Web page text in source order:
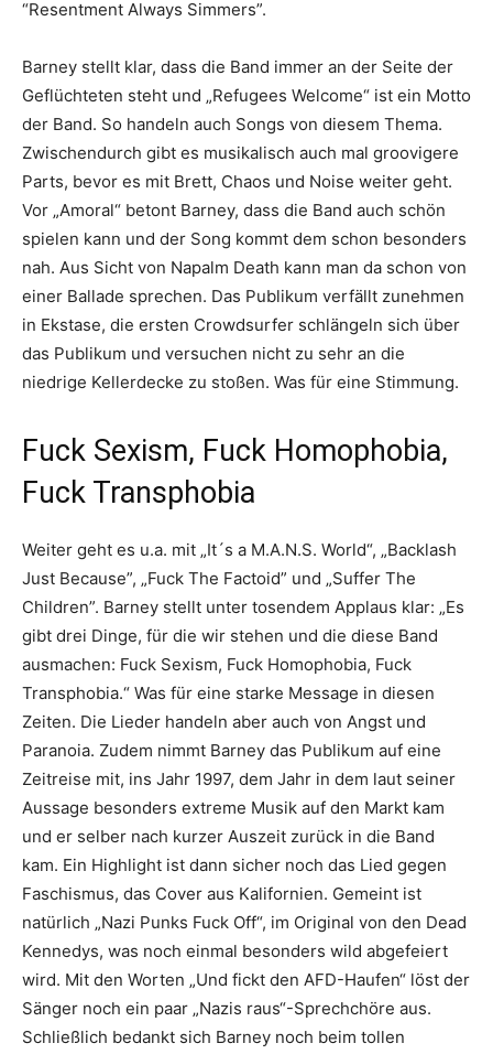
“Resentment Always Simmers”.
Barney stellt klar, dass die Band immer an der Seite der
Geflüchteten steht und „Refugees Welcome“ ist ein Motto
der Band. So handeln auch Songs von diesem Thema.
Zwischendurch gibt es musikalisch auch mal groovigere
Parts, bevor es mit Brett, Chaos und Noise weiter geht.
Vor „Amoral“ betont Barney, dass die Band auch schön
spielen kann und der Song kommt dem schon besonders
nah. Aus Sicht von Napalm Death kann man da schon von
einer Ballade sprechen. Das Publikum verfällt zunehmen
in Ekstase, die ersten Crowdsurfer schlängeln sich über
das Publikum und versuchen nicht zu sehr an die
niedrige Kellerdecke zu stoßen. Was für eine Stimmung.
Fuck Sexism, Fuck Homophobia,
Fuck Transphobia
Weiter geht es u.a. mit „It´s a M.A.N.S. World“, „Backlash
Just Because”, „Fuck The Factoid” und „Suffer The
Children”. Barney stellt unter tosendem Applaus klar: „Es
gibt drei Dinge, für die wir stehen und die diese Band
ausmachen: Fuck Sexism, Fuck Homophobia, Fuck
Transphobia.“ Was für eine starke Message in diesen
Zeiten. Die Lieder handeln aber auch von Angst und
Paranoia. Zudem nimmt Barney das Publikum auf eine
Zeitreise mit, ins Jahr 1997, dem Jahr in dem laut seiner
Aussage besonders extreme Musik auf den Markt kam
und er selber nach kurzer Auszeit zurück in die Band
kam. Ein Highlight ist dann sicher noch das Lied gegen
Faschismus, das Cover aus Kalifornien. Gemeint ist
natürlich „Nazi Punks Fuck Off“, im Original von den Dead
Kennedys, was noch einmal besonders wild abgefeiert
wird. Mit den Worten „Und fickt den AFD-Haufen“ löst der
Sänger noch ein paar „Nazis raus“-Sprechchöre aus.
Schließlich bedankt sich Barney noch beim tollen